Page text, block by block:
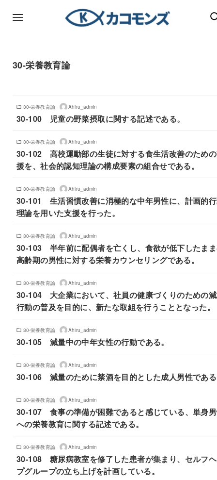
30-栄養教育論
30-栄養教育論 Ahiru_admin
30-100 児童の野菜摂取に関する記述である。
30-栄養教育論 Ahiru_admin
30-102 高校運動部の生徒に対する食生活改善のため
援を、社会的認知理論の構成要素の組合せである。
30-栄養教育論 Ahiru_admin
30-101 生活習慣改善に消極的な中年男性に、計画的
理論を用いた支援を行った。
30-栄養教育論 Ahiru_admin
30-103 半年前に配偶者を亡くし、食欲が低下したま
高齢期の男性に対する栄養カウンセリングである。
30-栄養教育論 Ahiru_admin
30-104 大企業において、社員の健康づくりのための
行動の普及を目的に、新たな取組を行うこととなった。
30-栄養教育論 Ahiru_admin
30-105 減量中の中年女性の行動である。
30-栄養教育論 Ahiru_admin
30-106 減量のために禁酒を目的とした成人男性であ
30-栄養教育論 Ahiru_admin
30-107 食事の準備が困難であると感じている、単身
への栄養教育に関する記述である。
30-栄養教育論 Ahiru_admin
30-108 糖尿病教室を修了した患者が集まり、セルフ
プグループの立ち上げを計画している。